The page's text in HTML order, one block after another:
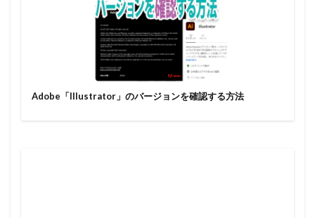
Adobe「Illustrator」のバージョンを確認する方法